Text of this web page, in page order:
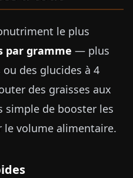
le plus
par gramme — plus
des glucides à 4
des graisses aux
simple de booster les
le volume alimentaire.